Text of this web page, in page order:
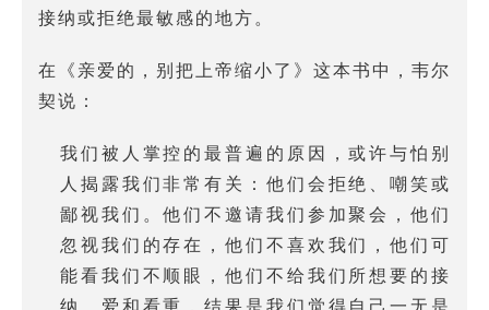
接纳或拒绝最敏感的地方。
在《亲爱的，别把上帝缩小了》这本书中，韦尔
契说：
我们被人掌控的最普遍的原因，或许与怕别
人揭露我们非常有关：他们会拒绝、嘲笑或
鄙视我们。他们不邀请我们参加聚会，他们
忽视我们的存在，他们不喜欢我们，他们可
能看我们不顺眼，他们不给我们所想要的接